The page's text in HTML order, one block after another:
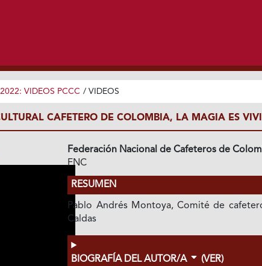
2022: VIDEOS PCCC / VIDEOS
CAFETERO DE COLOMBIA, LA MAGIA ES
Federación Nacional de Cafeteros de
FNC
RESUMEN
Pablo Andrés Montoya, Comité de
Caldas
BIOGRAFÍA DEL AUTOR/A (VER)